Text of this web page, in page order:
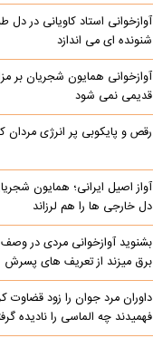
آوازخوانی استاد کاویانی در
شنونده ای می اندازد
آوازخوانی همایون شجریان بر
قدیمی نمی شود
رقص و پایکوبی پر انرژی
آواز اصیل ایرانی؛ همایون
دل خارجی ها را هم لرزاند
بشنوید آوازخوانی مردی در
برق میزند از تعریف های پسرش
داوران مرد جوان را زود قضاوت
فهمیدند چه الماسی را نادیده